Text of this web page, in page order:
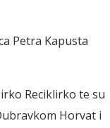
Petra Kapusta
Reciklirko te su
Horvat i